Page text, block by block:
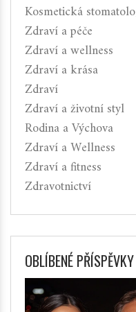
Kosmetická
Zdraví a péče
Zdraví a wellness
Zdraví a krása
Zdraví
Zdraví a životní styl
Rodina a Výchova
Zdraví a Wellness
Zdraví a fitness
Zdravotnictví
OBLÍBENÉ PŘÍSPĚVKY